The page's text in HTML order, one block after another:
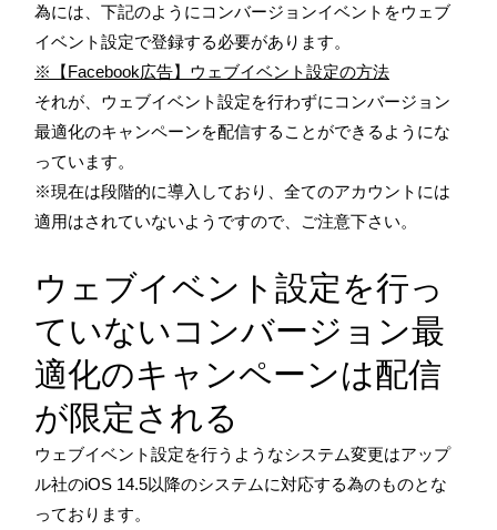
為には、下記のようにコンバージョンイベントをウェブ
イベント設定で登録する必要があります。
※【Facebook広告】ウェブイベント設定の方法
それが、ウェブイベント設定を行わずにコンバージョン
最適化のキャンペーンを配信することができるようにな
っています。
※現在は段階的に導入しており、全てのアカウントには
適用はされていないようですので、ご注意下さい。
ウェブイベント設定を行っ
ていないコンバージョン最
適化のキャンペーンは配信
が限定される
ウェブイベント設定を行うようなシステム変更はアップ
ル社のiOS 14.5以降のシステムに対応する為のものとな
っております。